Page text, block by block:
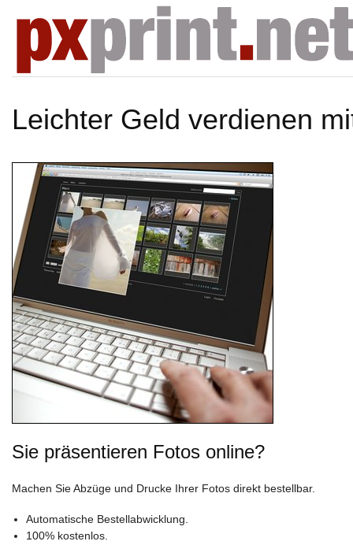
Leichter Geld verdienen
Sie präsentieren Fotos online?
Machen Sie Abzüge und Drucke Ihrer Fotos direkt bestellbar.
Automatische Bestellabwicklung.
100% kostenlos.